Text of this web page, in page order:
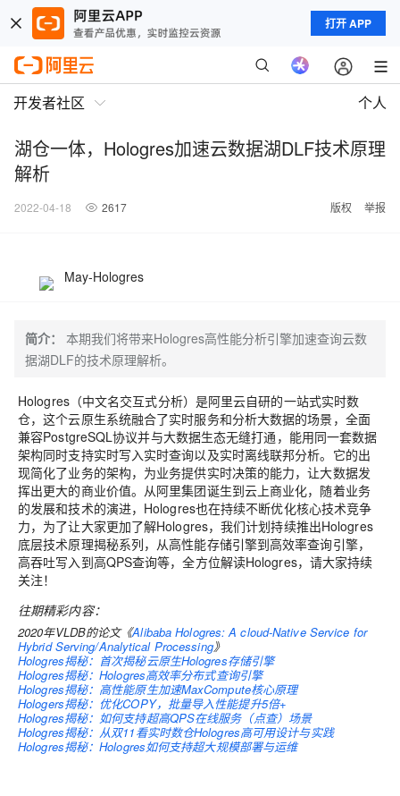
打开 APP
开发者社区 个人
湖仓一体，Hologres加速云数据湖DLF技术原理
解析
2022-04-18 2617 版权 举报
May-Hologres
简介：
本期我们将带来Hologres高性能分析引擎加速查询云数
据湖DLF的技术原理解析。
Hologres（中文名交互式分析）是阿里云自研的一站式实时数
仓，这个云原生系统融合了实时服务和分析大数据的场景，全面
兼容PostgreSQL协议并与大数据生态无缝打通，能用同一套数据
架构同时支持实时写入实时查询以及实时离线联邦分析。它的出
现简化了业务的架构，为业务提供实时决策的能力，让大数据发
挥出更大的商业价值。从阿里集团诞生到云上商业化，随着业务
的发展和技术的演进，Hologres也在持续不断优化核心技术竞争
力，为了让大家更加了解Hologres，我们计划持续推出Hologres
底层技术原理揭秘系列，从高性能存储引擎到高效率查询引擎，
高吞吐写入到高QPS查询等，全方位解读Hologres，请大家持续
关注！
往期精彩内容：
2020年VLDB的论文《Alibaba Hologres: A cloud-Native Service for
Hybrid Serving/Analytical Processing》
Hologres揭秘：首次揭秘云原生Hologres存储引擎
Hologres揭秘：Hologres高效率分布式查询引擎
Hologres揭秘：高性能原生加速MaxCompute核心原理
Hologers揭秘：优化COPY，批量导入性能提升5倍+
Hologres揭秘：如何支持超高QPS在线服务（点查）场景
Hologres揭秘：从双11看实时数仓Hologres高可用设计与实践
Hologres揭秘：Hologres如何支持超大规模部署与运维